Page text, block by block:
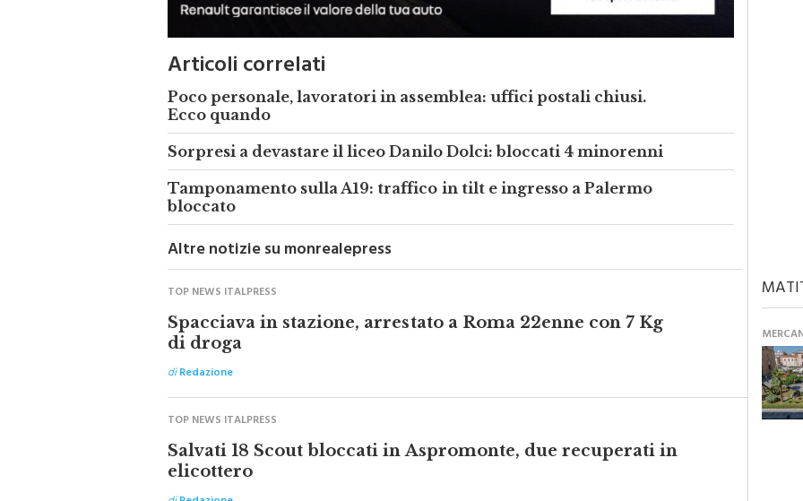
Articoli correlati
Poco personale, lavoratori in assemblea: uffici postali chiusi.
Ecco quando
Sorpresi a devastare il liceo Danilo Dolci: bloccati 4 minorenni
Tamponamento sulla A19: traffico in tilt e ingresso a Palermo
bloccato
Altre notizie su monrealepress
TOP NEWS ITALPRESS
Spacciava in stazione, arrestato a Roma 22enne con 7 Kg
di droga
di Redazione
TOP NEWS ITALPRESS
Salvati 18 Scout bloccati in Aspromonte, due recuperati in
elicottero